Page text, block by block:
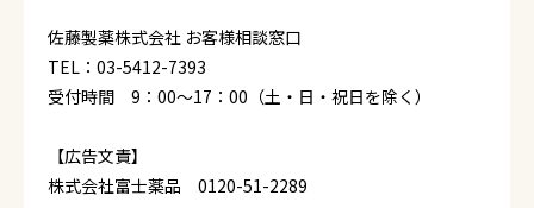
佐藤製薬株式会社 お客様相談窓口
TEL：03-5412-7393
受付時間 9：00～17：00（土・日・祝日を除く）
【広告文責】
株式会社富士薬品 0120-51-2289